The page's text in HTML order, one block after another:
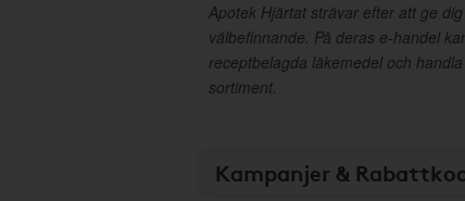
Apotek Hjärtat strävar efter att ge
välbefinnande. På deras e-handel
receptbelagda läkemedel och
sortiment.
Kampanjer &